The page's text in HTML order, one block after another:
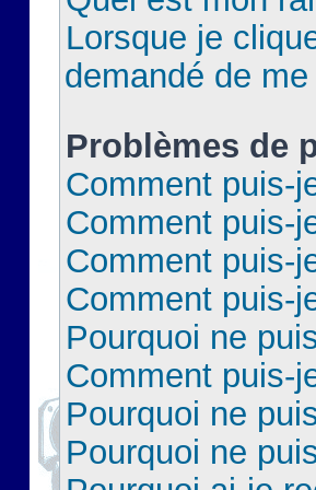
Lorsque je
demandé de
Problèmes de
Comment puis-
Comment puis-
Comment puis-
Comment puis-
Pourquoi ne
Comment puis-
Pourquoi ne
Pourquoi ne